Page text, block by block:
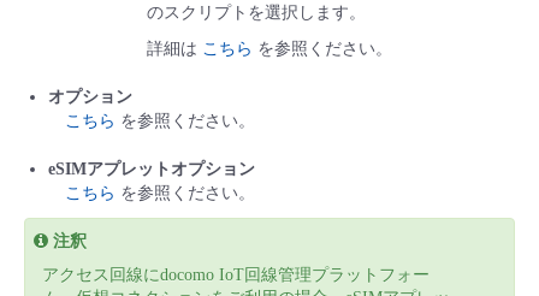
のスクリプトを選択します。
詳細は こちら を参照ください。
オプション
こちら を参照ください。
eSIMアプレットオプション
こちら を参照ください。
注釈
アクセス回線にdocomo IoT回線管理プラットフォー